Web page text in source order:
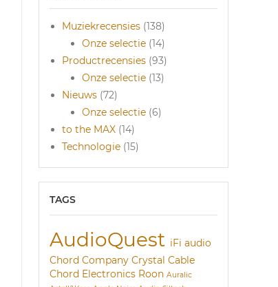
Muziekrecensies (138)
Onze selectie (14)
Productrecensies (93)
Onze selectie (13)
Nieuws (72)
Onze selectie (6)
to the MAX (14)
Technologie (15)
TAGS
AudioQuest iFi audio
Chord Company Crystal Cable
Chord Electronics Roon Auralic